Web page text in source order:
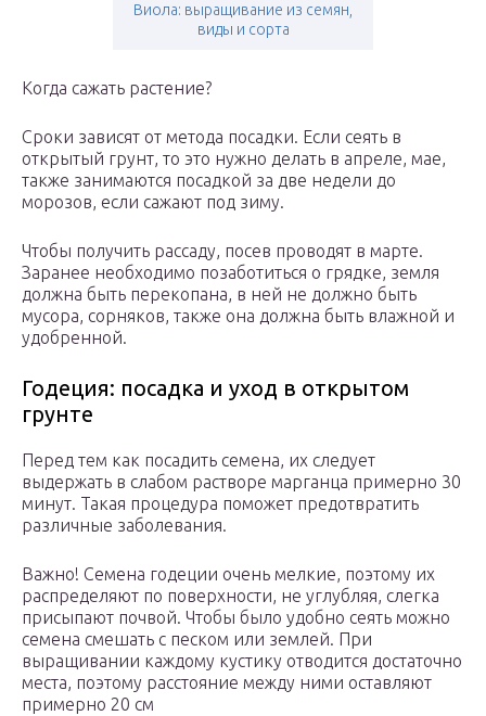
Виола: выращивание из семян,
виды и сорта
Когда сажать растение?
Сроки зависят от метода посадки. Если сеять в
открытый грунт, то это нужно делать в апреле, мае,
также занимаются посадкой за две недели до
морозов, если сажают под зиму.
Чтобы получить рассаду, посев проводят в марте.
Заранее необходимо позаботиться о грядке, земля
должна быть перекопана, в ней не должно быть
мусора, сорняков, также она должна быть влажной и
удобренной.
Годеция: посадка и уход в открытом
грунте
Перед тем как посадить семена, их следует
выдержать в слабом растворе марганца примерно 30
минут. Такая процедура поможет предотвратить
различные заболевания.
Важно! Семена годеции очень мелкие, поэтому их
распределяют по поверхности, не углубляя, слегка
присыпают почвой. Чтобы было удобно сеять можно
семена смешать с песком или землей. При
выращивании каждому кустику отводится достаточно
места, поэтому расстояние между ними оставляют
примерно 20 см